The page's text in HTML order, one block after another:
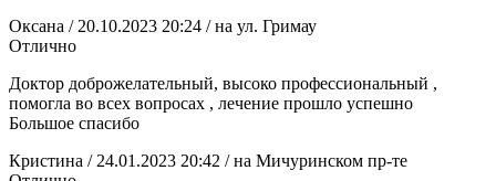
Оксана / 20.10.2023 20:24 / на ул. Гримау
Отлично
Доктор доброжелательный, высоко профессиональный ,
помогла во всех вопросах , лечение прошло успешно
Большое спасибо
Кристина / 24.01.2023 20:42 / на Мичуринском пр-те